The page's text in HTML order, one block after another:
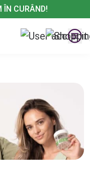
ÎN CURÂND!